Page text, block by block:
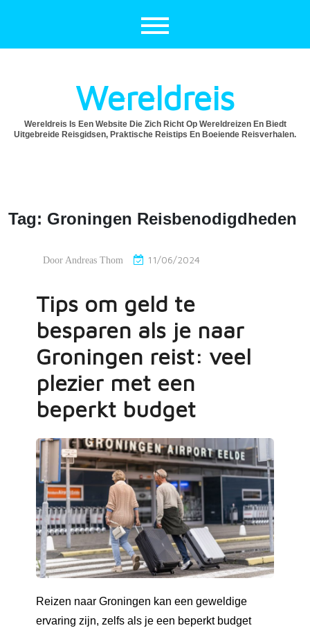
Wereldreis
Wereldreis Is Een Website Die Zich Richt Op Wereldreizen En Biedt
Uitgebreide Reisgidsen, Praktische Reistips En Boeiende Reisverhalen.
Tag: Groningen Reisbenodigdheden
Door Andreas Thom 11/06/2024
Tips om geld te
besparen als je naar
Groningen reist: veel
plezier met een
beperkt budget
Reizen naar Groningen kan een geweldige
ervaring zijn, zelfs als je een beperkt budget